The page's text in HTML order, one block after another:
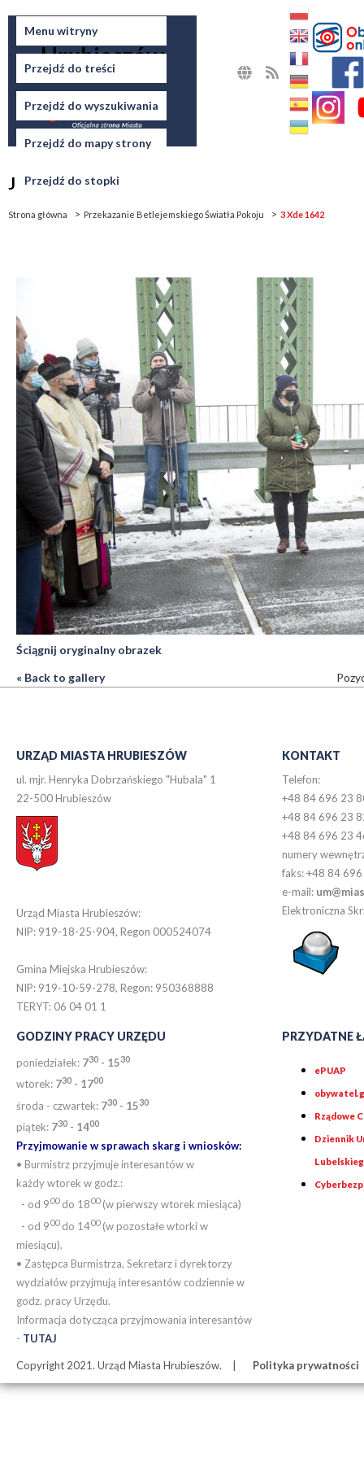
Menu witryny
Przejdź do treści
Przejdź do wyszukiwania
Przejdź do mapy strony
Przejdź do stopki
Miasto
Hrubieszów
Jesteś tutaj
Strona główna Przekazanie Betlejemskiego Światła Pokoju 3 Xde 1642
Ściągnij oryginalny obrazek
« Back to gallery
URZĄD MIASTA HRUBIESZÓW
ul. mjr. Henryka Dobrzańskiego "Hubala" 1
22-500 Hrubieszów
Urząd Miasta Hrubieszów:
NIP: 919-18-25-904, Regon 000524074
Gmina Miejska Hrubieszów:
NIP: 919-10-59-278, Regon: 950368888
TERYT: 06 04 01 1
KONTAKT
Telefon:
+48 84 696 23
+48 84 696 23
+48 84 696 23
numery
faks: +48 84
e-mail:
Elektroniczna
GODZINY PRACY URZĘDU
poniedziałek: 730 - 1530
wtorek: 730 - 1700
środa - czwartek: 730 - 1530
piątek: 730 - 1400
Przyjmowanie w sprawach skarg i wniosków:
• Burmistrz przyjmuje interesantów w
każdy wtorek w godz.:
- od 900do 1800(w pierwszy wtorek miesiąca)
- od 900do 1400(w pozostałe wtorki w
miesiącu).
• Zastępca Burmistrza, Sekretarz i dyrektorzy
wydziałów przyjmują interesantów codziennie w
godz. pracy Urzędu.
Informacja dotycząca przyjmowania interesantów
- TUTAJ
PRZYDATNE
ePUAP
Rządowe
Dziennik
Copyright 2021. Urząd Miasta Hrubieszów. Polityka prywatności